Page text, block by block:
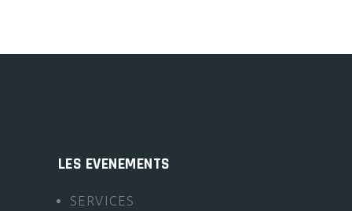
LES EVENEMENTS
SERVICES